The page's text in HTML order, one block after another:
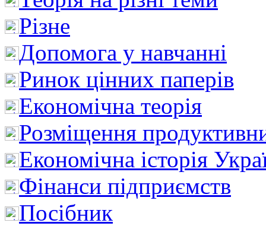
Різне
Допомога у навчанні
Ринок цінних паперів
Економічна теорія
Розміщення
Економічна історія
Фінанси підприємств
Посібник